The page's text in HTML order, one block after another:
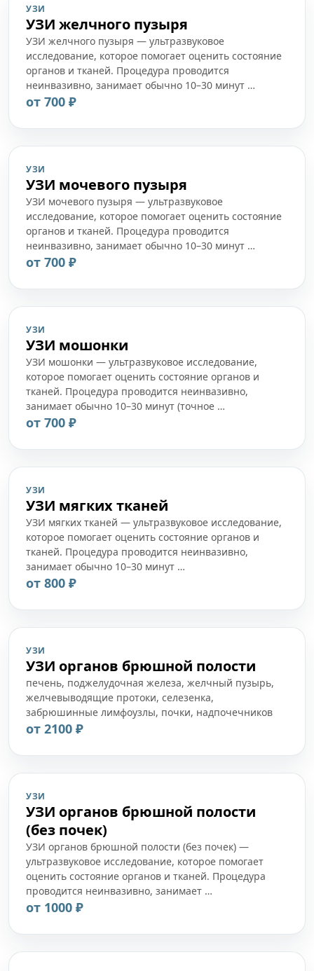
УЗИ
УЗИ желчного пузыря
УЗИ желчного пузыря — ультразвуковое
исследование, которое помогает оценить состояние
органов и тканей. Процедура проводится
неинвазивно, занимает обычно 10–30 минут …
от 700 ₽
УЗИ
УЗИ мочевого пузыря
УЗИ мочевого пузыря — ультразвуковое
исследование, которое помогает оценить состояние
органов и тканей. Процедура проводится
неинвазивно, занимает обычно 10–30 минут …
от 700 ₽
УЗИ
УЗИ мошонки
УЗИ мошонки — ультразвуковое исследование,
которое помогает оценить состояние органов и
тканей. Процедура проводится неинвазивно,
занимает обычно 10–30 минут (точное …
от 700 ₽
УЗИ
УЗИ мягких тканей
УЗИ мягких тканей — ультразвуковое исследование,
которое помогает оценить состояние органов и
тканей. Процедура проводится неинвазивно,
занимает обычно 10–30 минут …
от 800 ₽
УЗИ
УЗИ органов брюшной полости
печень, поджелудочная железа, желчный пузырь,
желчевыводящие протоки, селезенка,
забрюшинные лимфоузлы, почки, надпочечников
от 2100 ₽
УЗИ
УЗИ органов брюшной полости
(без почек)
УЗИ органов брюшной полости (без почек) —
ультразвуковое исследование, которое помогает
оценить состояние органов и тканей. Процедура
проводится неинвазивно, занимает …
от 1000 ₽